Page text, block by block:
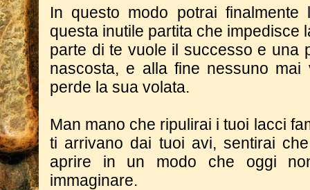
In questo modo potrai
questa inutile partita che impedisce
parte di te vuole il successo e una
nascosta, e alla fine nessuno
perde la sua volata.
Man mano che ripulirai i tuoi lacci
ti arrivano dai tuoi avi, sentirai
aprire in un modo che oggi
immaginare.